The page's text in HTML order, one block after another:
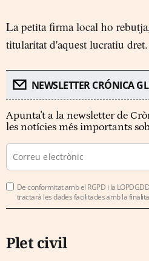
La petita firma local ho
titularitat d'aquest lucratiu dret.
NEWSLETTER CRÓNICA
Apunta't a la newsletter de
les notícies més importants
De conformitat amb el RGPD i la
tractarà les dades facilitades amb la
Plet civil